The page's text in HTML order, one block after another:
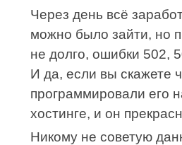
Через день всё
можно было зайти, но
не долго, ошибки 502,
И да, если вы скажете
программировали его
хостинге, и он
Никому не советую